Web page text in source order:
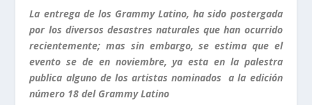
La entrega de los Grammy Latino, ha sido postergada
por los diversos desastres naturales que han ocurrido
recientemente; mas sin embargo, se estima que el
evento se de en noviembre, ya esta en la palestra
publica alguno de los artistas nominados a la edición
número 18 del Grammy Latino